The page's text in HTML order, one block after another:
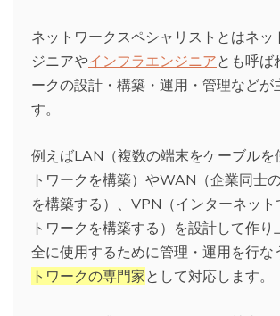
ネットワークスペシャリストとはネッ
ジニアやインフラエンジニアとも呼ば
ークの設計・構築・運用・管理などが
す。
例えばLAN（複数の端末をケーブルを
トワークを構築）やWAN（企業同士
を構築する）、VPN（インターネット
トワークを構築する）を設計して作り
全に使用するために管理・運用を行な
トワークの専門家として対応します。